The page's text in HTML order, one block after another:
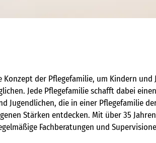
der Pflegefamilie, um Kindern und
Jede Pflegefamilie schafft dabei
Jugendlichen, die in einer Pflegefamilie
Stärken entdecken. Mit über 35
Fachberatungen und